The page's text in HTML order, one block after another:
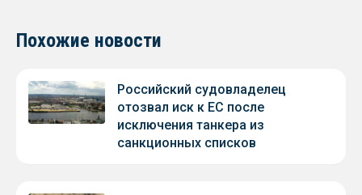
Похожие новости
Российский судовладелец
отозвал иск к ЕС после
исключения танкера из
санкционных списков